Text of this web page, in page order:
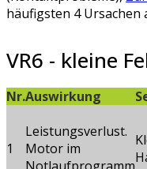
häufigsten 4 Ursachen
VR6 - kleine
Nr.Auswirkung
1
Leistungsverlust.
Motor im